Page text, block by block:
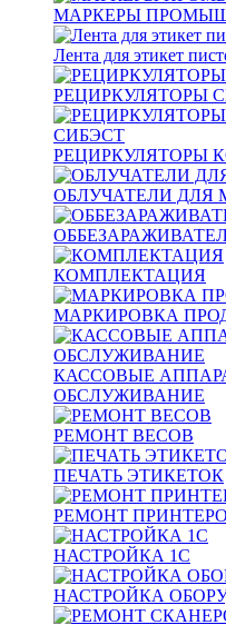
МАРКЕРЫ
Лента для этикет
РЕЦИРКУЛЯТОРЫ
РЕЦИРКУЛЯТОРЫ
ОБЛУЧАТЕЛИ ДЛЯ
КОМПЛЕКТАЦИЯ
МАРКИРОВКА
КАССОВЫЕ
ОБСЛУЖИВАНИЕ
РЕМОНТ ВЕСОВ
ПЕЧАТЬ ЭТИКЕТОК
РЕМОНТ
НАСТРОЙКА 1С
НАСТРОЙКА